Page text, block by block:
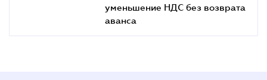
уменьшение НДС без возврата
аванса